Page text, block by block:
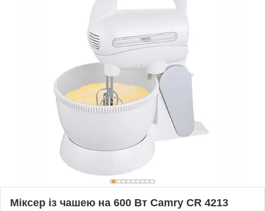
Міксер із чашею на 600 Вт Camry CR 4213